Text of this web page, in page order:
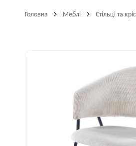
Головна Меблі Стільці та